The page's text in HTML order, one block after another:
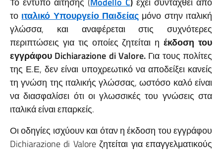
το ιταλικό Υπουργείο Παιδείας μόνο στην ιταλική
γλώσσα, και αναφέρεται στις συχνότερες
περιπτώσεις για τις οποίες ζητείται ηέκδοση του
εγγράφου Dichiarazione diValore. Για τους πολίτες
της Ε.Ε, δεν είναι υποχρεωτικό να αποδείξει κανείς
τη γνώση της ιταλικής γλώσσας, ωστόσο καλό είναι
να διασφαλίσει ότι οι γλωσσικές του γνώσεις στα
ιταλικά είναι επαρκείς.
Οι οδηγίες ισχύουν και όταν η έκδοση του εγγράφου
Dichiarazione di Valore ζητείται για επαγγελματικούς